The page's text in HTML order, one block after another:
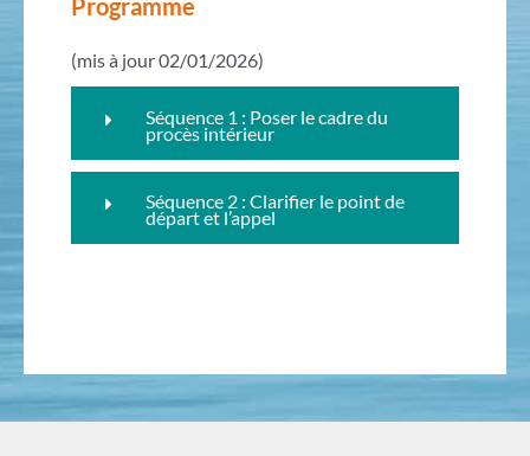
Programme
(mis à jour 02/01/2026)
Séquence 1 : Poser le cadre du
procès intérieur
Séquence 2 : Clarifier le point de
départ et l’appel